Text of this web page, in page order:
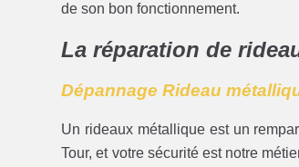
de son bon fonctionnement.
La réparation de
Dépannage Rideau
Un rideaux métallique est un
Tour, et votre sécurité est notre